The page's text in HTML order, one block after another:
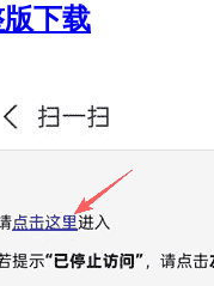
版下载